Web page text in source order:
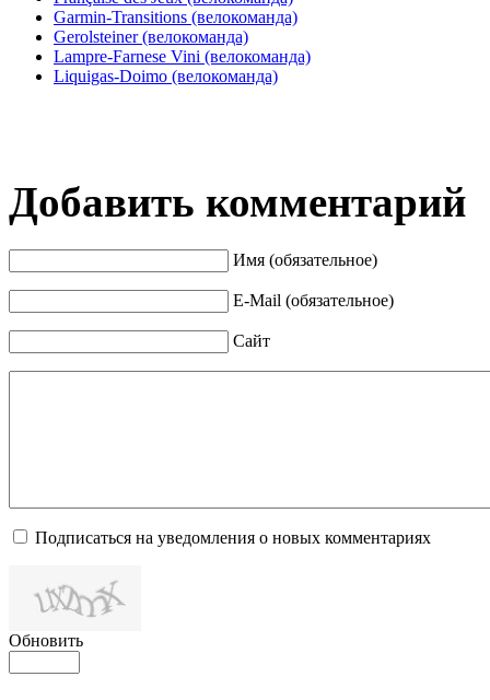
Garmin-Transitions (велокоманда)
Gerolsteiner (велокоманда)
Lampre-Farnese Vini (велокоманда)
Liquigas-Doimo (велокоманда)
Добавить комментарий
Имя (обязательное)
E-Mail (обязательное)
Сайт
Подписаться на уведомления о новых комментариях
Обновить